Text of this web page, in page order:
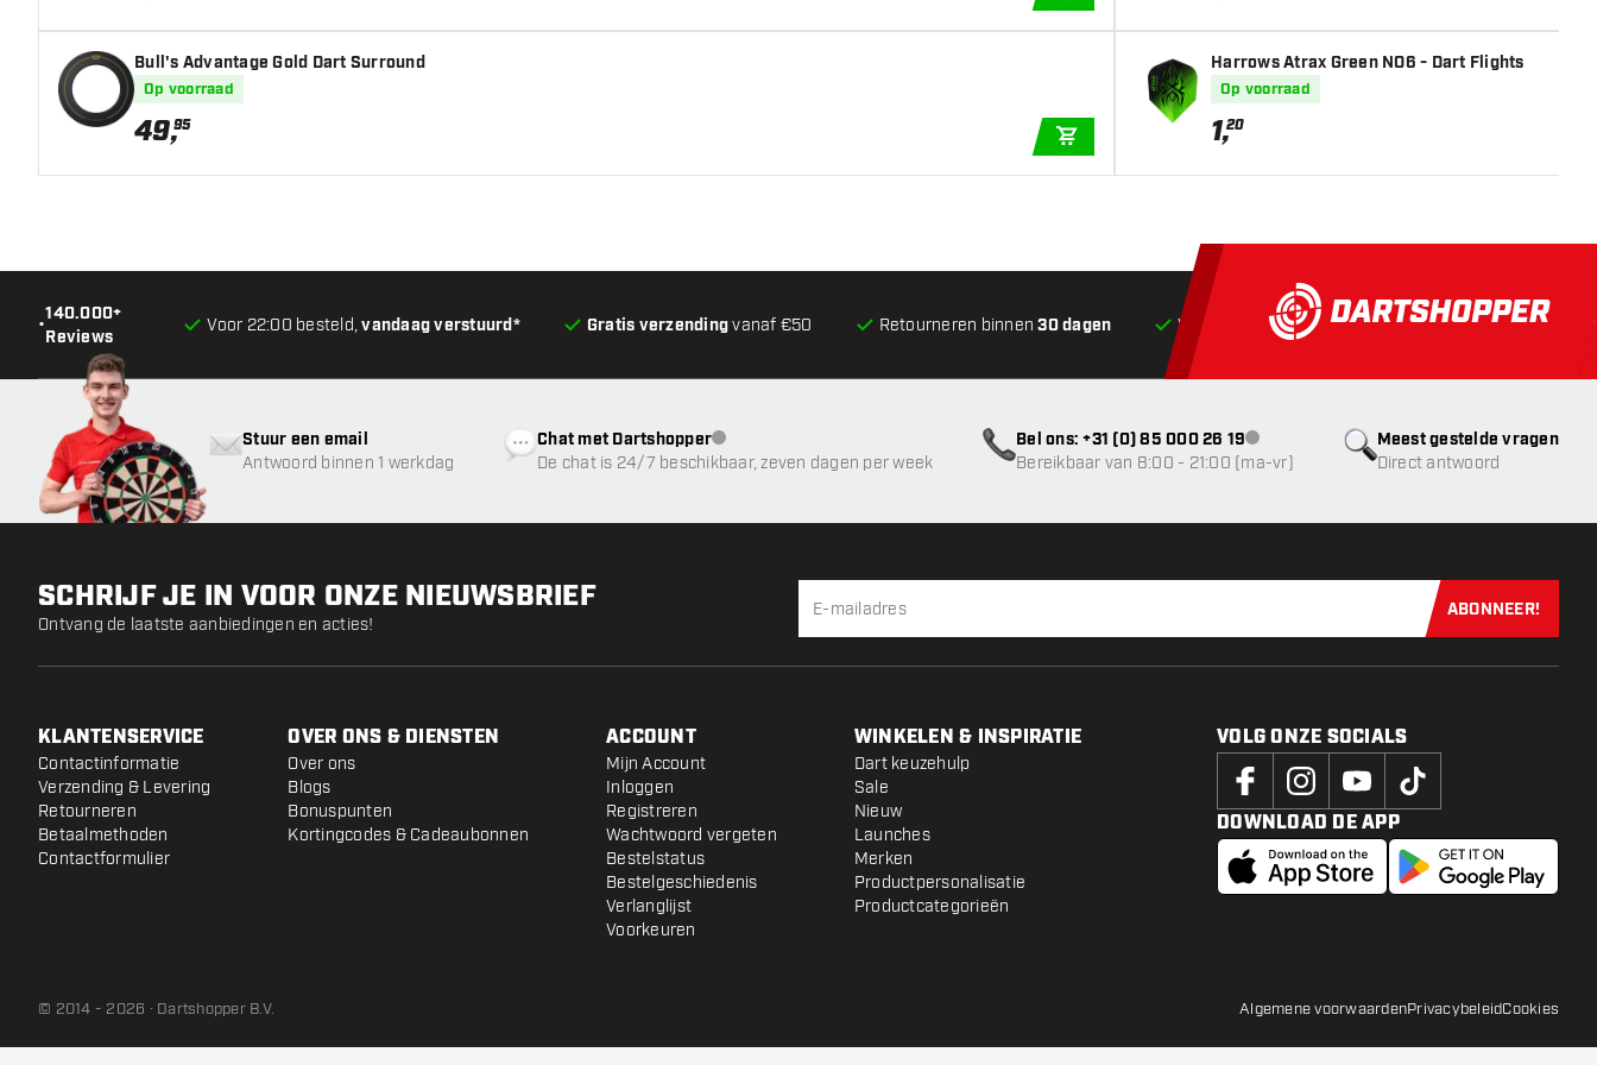
Gewicht
Barrel dikte (MM)
Barrel lengte (MM)
Bull's Advantage Gold Dart Surround
Op voorraad
49,95
Harrows Atrax Green NO6 - Dart Flights
Op voorraad
1,20
•
140.000+
Reviews
Voor 22:00 besteld,vandaag verstuurd* Gratis verzendingvanaf €50 Retourneren binnen30 dagen Voor 22:00 besteld,vandaag verstuurd*
Meest gestelde vragen
Direct antwoord
Stuur een email
Antwoord binnen 1 werkdag
Chat met Dartshopperklantenservice niet beschikbaar
De chat is 24/7 beschikbaar, zeven dagen per week
Bel ons: +31 (0) 85 000 26 19klantenservice niet beschikbaar
Bereikbaar van 8:00 - 21:00 (ma-vr)
SCHRIJF JE IN VOOR ONZE NIEUWSBRIEF
Ontvang de laatste aanbiedingen en acties!
Schrijf je
ABONNEER!
KLANTENSERVICE
Contactinformatie
Verzending & Levering
Retourneren
Betaalmethoden
Contactformulier
OVER ONS & DIENSTEN
Over ons
Blogs
Bonuspunten
Kortingcodes & Cadeaubonnen
ACCOUNT
Mijn Account
Inloggen
Registreren
Wachtwoord vergeten
Bestelstatus
Bestelgeschiedenis
Verlanglijst
Voorkeuren
WINKELEN & INSPIRATIE
Dart keuzehulp
Sale
Nieuw
Launches
Merken
Productpersonalisatie
Productcategorieën
VOLG ONZE SOCIALS
DOWNLOAD DE APP
© 2014 - 2026 · Dartshopper B.V. Algemene voorwaardenPrivacybeleidCookies